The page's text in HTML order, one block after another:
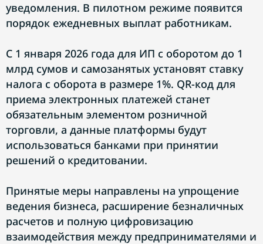
уведомления. В пилотном режиме появится
порядок ежедневных выплат работникам.
С 1 января 2026 года для ИП с оборотом до 1
млрд сумов и самозанятых установят ставку
налога с оборота в размере 1%. QR-код для
приема электронных платежей станет
обязательным элементом розничной
торговли, а данные платформы будут
использоваться банками при принятии
решений о кредитовании.
Принятые меры направлены на упрощение
ведения бизнеса, расширение безналичных
расчетов и полную цифровизацию
взаимодействия между предпринимателями и